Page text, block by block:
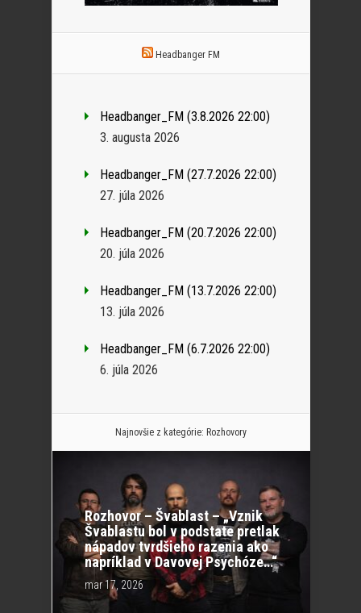
Headbanger FM
Headbanger_FM (3.8.2026 22:00)
3. augusta 2026
Headbanger_FM (27.7.2026 22:00)
27. júla 2026
Headbanger_FM (20.7.2026 22:00)
20. júla 2026
Headbanger_FM (13.7.2026 22:00)
13. júla 2026
Headbanger_FM (6.7.2026 22:00)
6. júla 2026
Najnovšie z kategórie: Rozhovory
Rozhovor – Švablast – „Vznik
Švablastu bol v podstate pretlak
nápadov tvrdšieho razenia ako
napríklad v Davovej Psychóze…“
mar 17, 2026